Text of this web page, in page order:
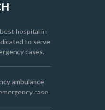
hospital in
to serve
cases.
ambulance
case.